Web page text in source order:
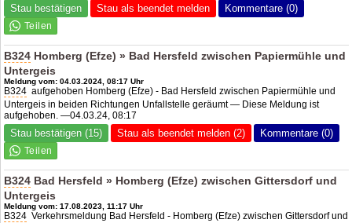
Stau bestätigen Stau als beendet melden Kommentare (0)
B324 Homberg (Efze) » Bad Hersfeld zwischen Papiermühle und
Untergeis
Meldung vom: 04.03.2024, 08:17 Uhr
B324 aufgehoben Homberg (Efze) - Bad Hersfeld zwischen Papiermühle und
Untergeis in beiden Richtungen Unfallstelle geräumt — Diese Meldung ist
aufgehoben. —04.03.24, 08:17
Stau bestätigen (15) Stau als beendet melden (2) Kommentare (0)
B324 Bad Hersfeld » Homberg (Efze) zwischen Gittersdorf und
Untergeis
Meldung vom: 17.08.2023, 11:17 Uhr
B324 Verkehrsmeldung Bad Hersfeld - Homberg (Efze) zwischen Gittersdorf und